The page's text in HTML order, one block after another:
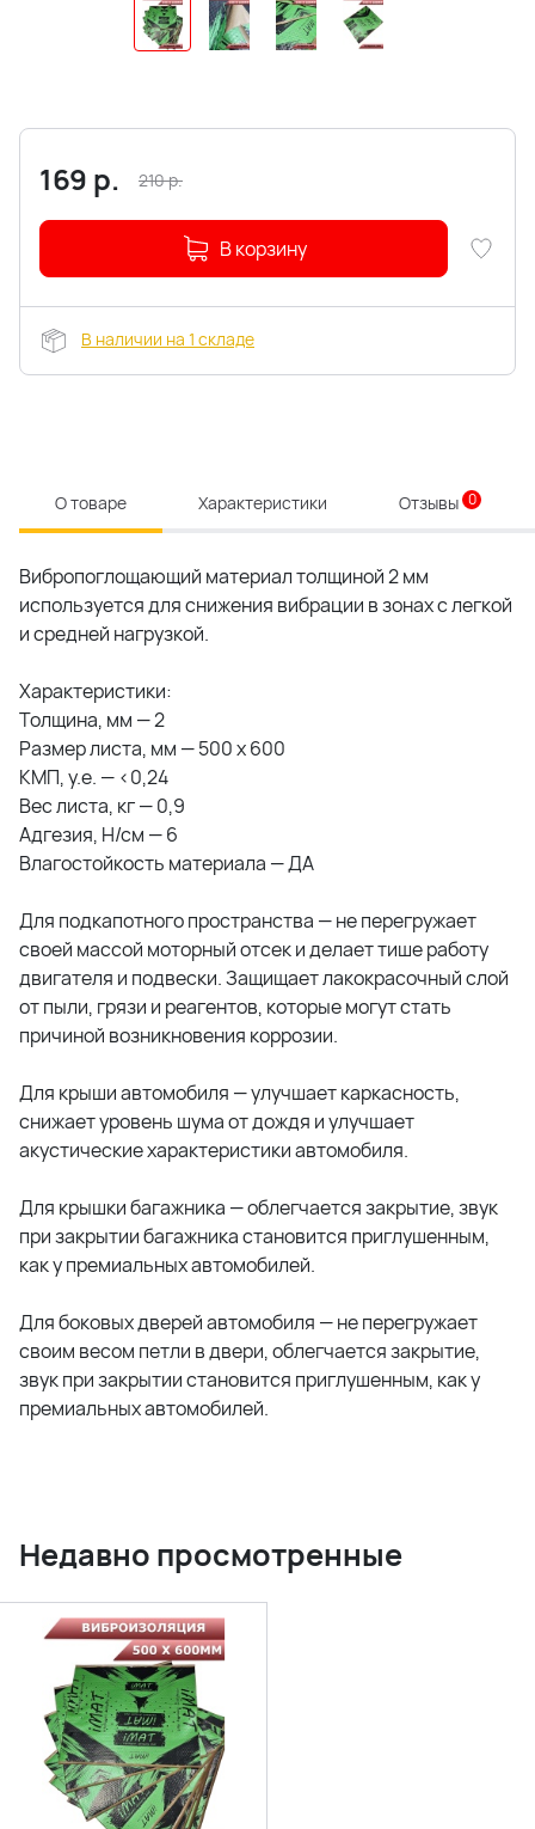
169 р. 210р.
В корзину
В наличии на 1 складе
О товаре Характеристики Отзывы 0
Вибропоглощающий материал толщиной 2 мм
используется для снижения вибрации в зонах с легкой
и средней нагрузкой.
Характеристики:
Толщина, мм — 2
Размер листа, мм — 500 х 600
КМП, у.е. — <0,24
Вес листа, кг — 0,9
Адгезия, Н/см — 6
Влагостойкость материала — ДА
Для подкапотного пространства — не перегружает
своей массой моторный отсек и делает тише работу
двигателя и подвески. Защищает лакокрасочный слой
от пыли, грязи и реагентов, которые могут стать
причиной возникновения коррозии.
Для крыши автомобиля — улучшает каркасность,
снижает уровень шума от дождя и улучшает
акустические характеристики автомобиля.
Для крышки багажника — облегчается закрытие, звук
при закрытии багажника становится приглушенным,
как у премиальных автомобилей.
Для боковых дверей автомобиля — не перегружает
своим весом петли в двери, облегчается закрытие,
звук при закрытии становится приглушенным, как у
премиальных автомобилей.
Недавно просмотренные